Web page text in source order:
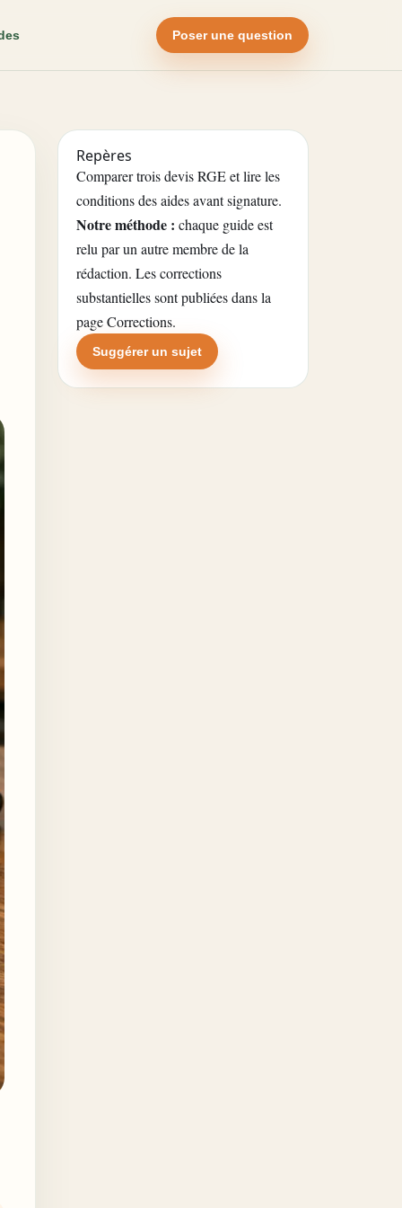
Poser une question
Repères
Comparer trois devis RGE et lire les
conditions des aides avant signature.
Notre méthode : chaque guide est
relu par un autre membre de la
rédaction. Les corrections
substantielles sont publiées dans la
page Corrections.
Suggérer un sujet